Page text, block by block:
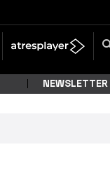
NEWSLETTER